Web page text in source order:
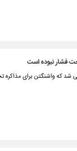
فشار نبوده است
شد که واشنگتن برای